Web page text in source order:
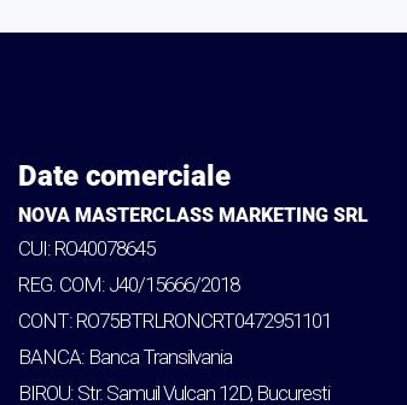
Date comerciale
NOVA MASTERCLASS MARKETING SRL
CUI: RO40078645
REG. COM: J40/15666/2018
CONT: RO75BTRLRONCRT0472951101
BANCA: Banca Transilvania
BIROU: Str. Samuil Vulcan 12D, Bucuresti